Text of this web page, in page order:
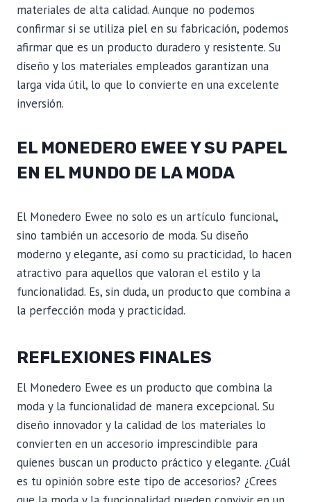
materiales de alta calidad. Aunque no podemos
confirmar si se utiliza piel en su fabricación, podemos
afirmar que es un producto duradero y resistente. Su
diseño y los materiales empleados garantizan una
larga vida útil, lo que lo convierte en una excelente
inversión.
EL MONEDERO EWEE Y SU PAPEL
EN EL MUNDO DE LA MODA
El Monedero Ewee no solo es un artículo funcional,
sino también un accesorio de moda. Su diseño
moderno y elegante, así como su practicidad, lo hacen
atractivo para aquellos que valoran el estilo y la
funcionalidad. Es, sin duda, un producto que combina a
la perfección moda y practicidad.
REFLEXIONES FINALES
El Monedero Ewee es un producto que combina la
moda y la funcionalidad de manera excepcional. Su
diseño innovador y la calidad de los materiales lo
convierten en un accesorio imprescindible para
quienes buscan un producto práctico y elegante. ¿Cuál
es tu opinión sobre este tipo de accesorios? ¿Crees